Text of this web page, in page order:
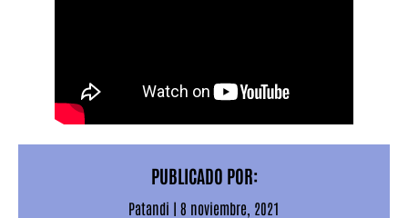
PUBLICADO POR:
Patandi | 8 noviembre, 2021